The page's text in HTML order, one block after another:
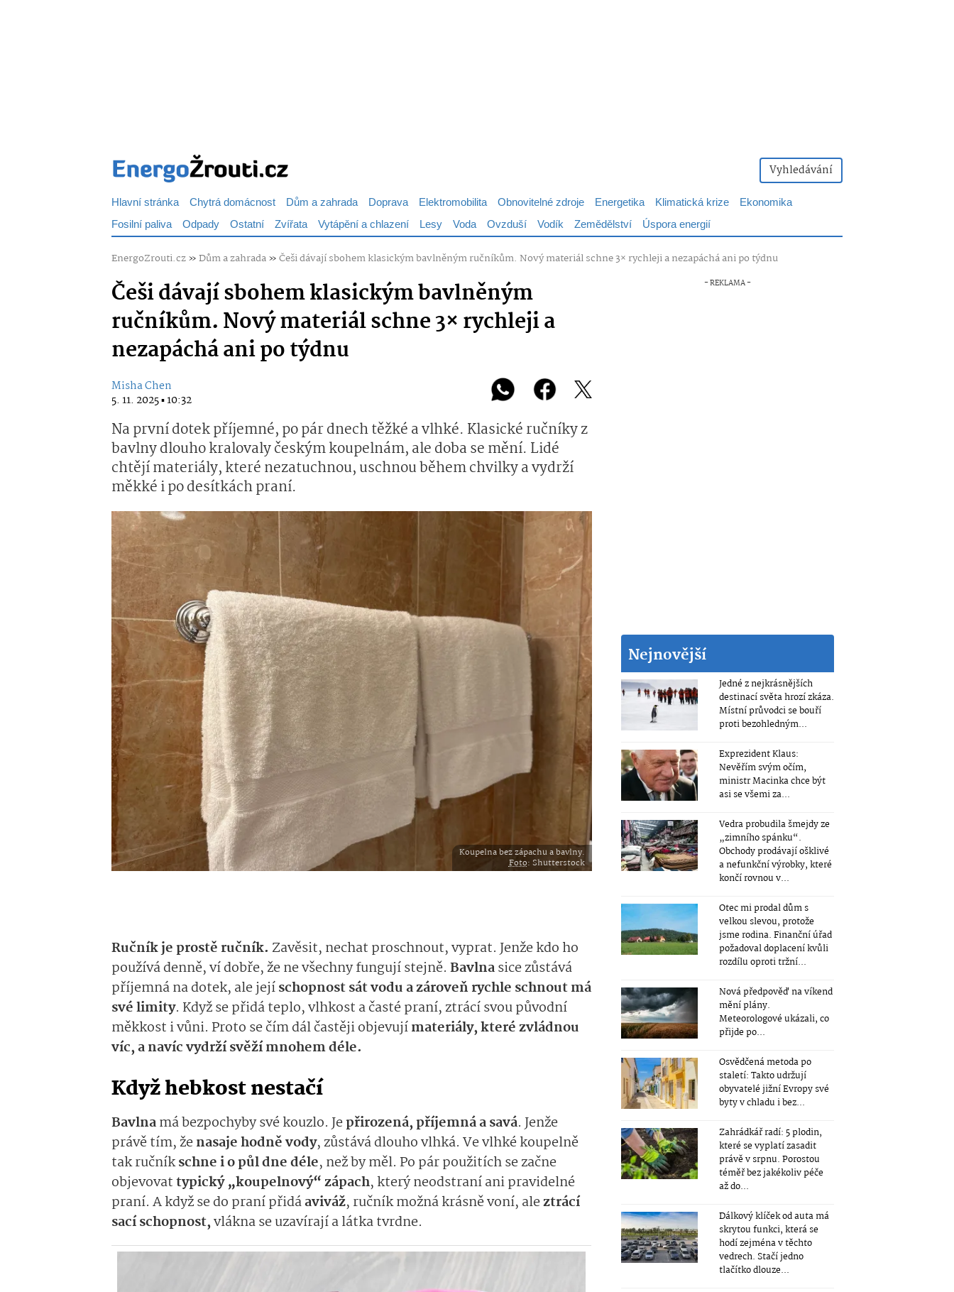
Vyhledávání
Hlavní stránka Chytrá domácnost Dům a zahrada Doprava Elektromobilita Obnovitelné zdroje Energetika Klimatická krize
Ekonomika
Fosilní paliva Odpady Ostatní Zvířata Vytápění a chlazení Lesy Voda Ovzduší Vodík Zemědělství Úspora energií
EnergoZrouti.cz»Dům a zahrada»Češi dávají sbohem klasickým bavlněným ručníkům. Nový materiál schne 3× rychleji a nezapáchá ani po týdnu
Češi dávají sbohem klasickým bavlněným
ručníkům. Nový materiál schne 3× rychleji a
nezapáchá ani po týdnu
Misha Chen
5. 11. 2025 ▪ 10:32
Na první dotek příjemné, po pár dnech těžké a vlhké. Klasické ručníky z
bavlny dlouho kralovaly českým koupelnám, ale doba se mění. Lidé
chtějí materiály, které nezatuchnou, uschnou během chvilky a vydrží
měkké i po desítkách praní.
Koupelna bez zápachu a bavlny.
Foto: Shutterstock
Ručník je prostě ručník. Zavěsit, nechat proschnout, vyprat. Jenže kdo ho
používá denně, ví dobře, že ne všechny fungují stejně. Bavlnasice zůstává
příjemná na dotek, ale jejíschopnost sát vodu a zároveň rychle schnout má
své limity. Když se přidá teplo, vlhkost a časté praní, ztrácí svou původní
měkkost i vůni. Proto se čím dál častěji objevujímateriály, které zvládnou
víc, a navíc vydrží svěží mnohem déle.
Když hebkost nestačí
Bavlnamá bezpochyby své kouzlo. Jepřirozená, příjemná a savá. Jenže
právě tím, ženasaje hodně vody, zůstává dlouho vlhká. Ve vlhké koupelně
tak ručníkschne i o půl dne déle, než by měl. Po pár použitích se začne
objevovattypický „koupelnový“ zápach, který neodstraní ani pravidelné
praní. A když se do praní přidáaviváž, ručník možná krásně voní, aleztrácí
sací schopnost,vlákna se uzavírají a látka tvrdne.
Nejnovější
Jedné z nejkrásnějších
destinací světa hrozí zkáza.
Místní průvodci se bouří
proti bezohledným...
Exprezident Klaus:
Nevěřím svým očím,
ministr Macinka chce být
asi se všemi za...
Vedra probudila šmejdy ze
„zimního spánku“.
Obchody prodávají ošklivé
a nefunkční výrobky, které
končí rovnou v...
Otec mi prodal dům s
velkou slevou, protože
jsme rodina. Finanční úřad
požadoval doplacení kvůli
rozdílu oproti tržní...
Nová předpověď na víkend
mění plány.
Meteorologové ukázali, co
přijde po...
Osvědčená metoda po
staletí: Takto udržují
obyvatelé jižní Evropy své
byty v chladu i bez...
Zahrádkář radí: 5 plodin,
které se vyplatí zasadit
právě v srpnu. Porostou
téměř bez jakékoliv péče
až do...
Dálkový klíček od auta má
skrytou funkci, která se
hodí zejména v těchto
vedrech. Stačí jedno
tlačítko dlouze...